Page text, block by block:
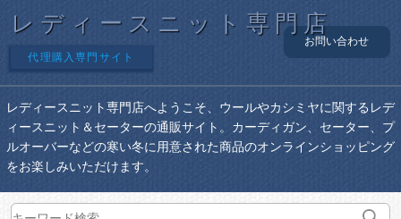
レディースニット専門店
代理購入専門サイト
お問い合わせ
レディースニット専門店へようこそ、ウールやカシミヤに関するレデ
ィースニット＆セーターの通販サイト。カーディガン、セーター、プ
ルオーバーなどの寒い冬に用意された商品のオンラインショッピング
をお楽しみいただけます。